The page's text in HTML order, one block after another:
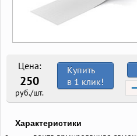
Цена:
250
руб./шт. −
Купить
в 1 клик!
Характеристики